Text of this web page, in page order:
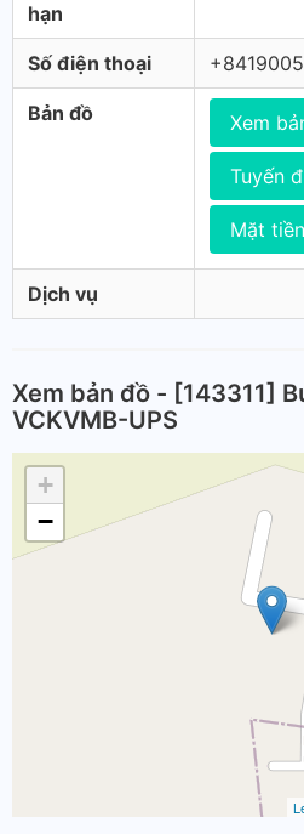
hạn
Số điện thoại
Bản đồ Xem
Tuyến
Mặt
Dịch vụ
Xem bản đồ - [143311]
VCKVMB-UPS
+
−